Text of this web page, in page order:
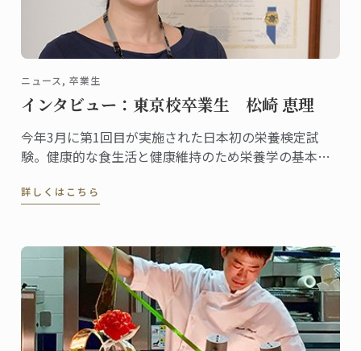
ニュース, 卒業生
インタビュー：東京校卒業生 松崎 恵理
今年3月に第1回目が実施された日本初の栄養検定試
験。健康的な食生活と健康維持のため栄養学の基本を
一般社団法人栄養検定協会の代表理事としてこの栄養
取得しました。
詳しくはこちら